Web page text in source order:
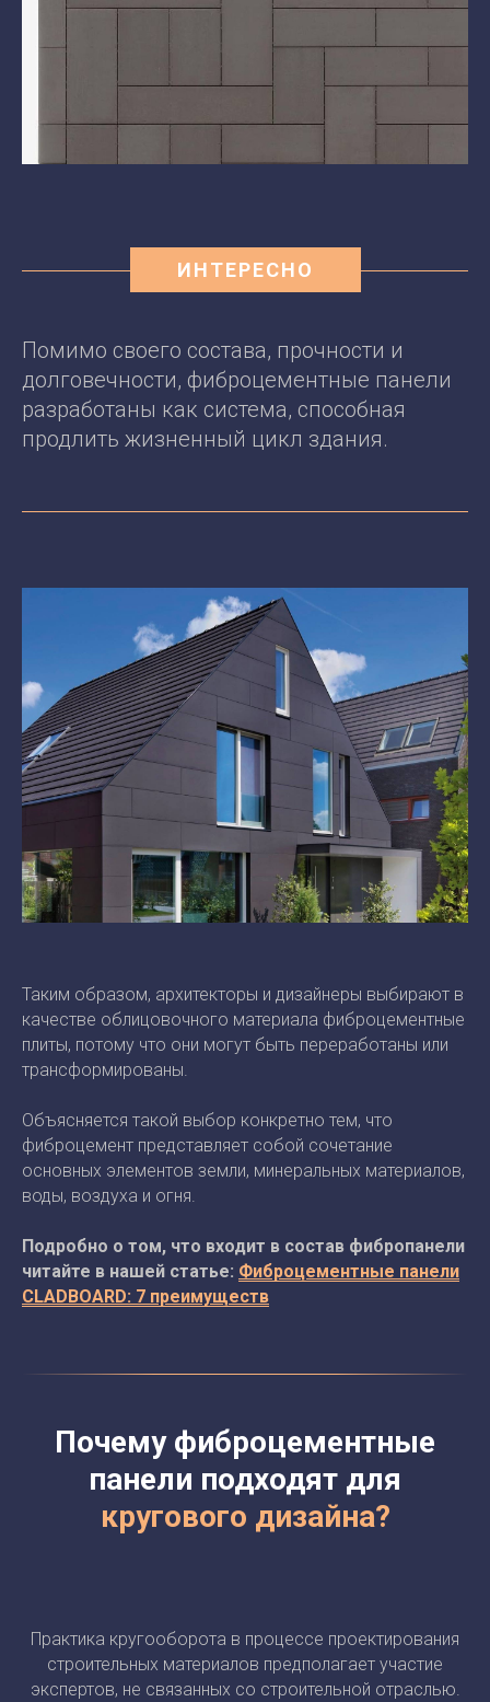
ИНТЕРЕСНО
Помимо своего состава, прочности и
долговечности, фиброцементные панели
разработаны как система, способная
продлить жизненный цикл здания.
Таким образом, архитекторы и дизайнеры выбирают в
качестве облицовочного материала фиброцементные
плиты, потому что они могут быть переработаны или
трансформированы.
Объясняется такой выбор конкретно тем, что
фиброцемент представляет собой сочетание
основных элементов земли, минеральных материалов,
воды, воздуха и огня.
Подробно о том, что входит в состав фибропанели
читайте в нашей статье: Фиброцементные панели
CLADBOARD: 7 преимуществ
Почему фиброцементные
панели подходят для
кругового дизайна?
Практика кругооборота в процессе проектирования
строительных материалов предполагает участие
экспертов, не связанных со строительной отраслью.